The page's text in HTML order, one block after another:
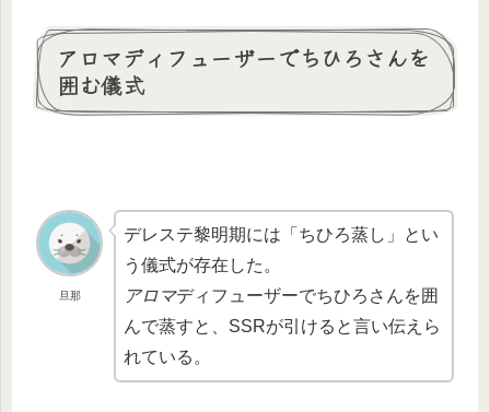
アロマディフューザーでちひろさんを
囲む儀式
旦那
デレステ黎明期には「ちひろ蒸し」とい
う儀式が存在した。
アロマディフューザーでちひろさんを囲
んで蒸すと、SSRが引けると言い伝えら
れている。